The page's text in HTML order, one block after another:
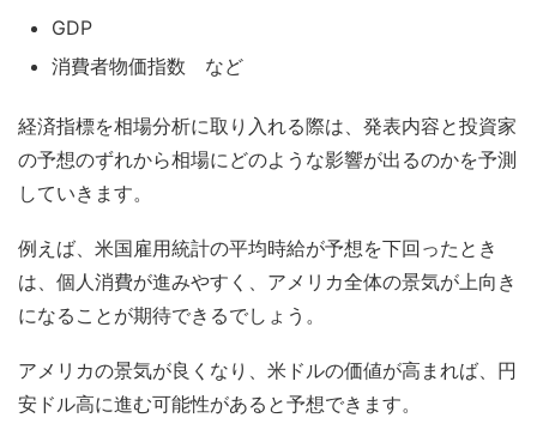
GDP
消費者物価指数 など
経済指標を相場分析に取り入れる際は、発表内容と投資家
の予想のずれから相場にどのような影響が出るのかを予測
していきます。
例えば、米国雇用統計の平均時給が予想を下回ったとき
は、個人消費が進みやすく、アメリカ全体の景気が上向き
になることが期待できるでしょう。
アメリカの景気が良くなり、米ドルの価値が高まれば、円
安ドル高に進む可能性があると予想できます。